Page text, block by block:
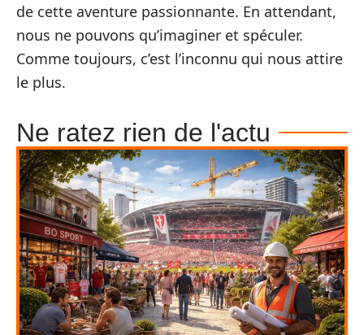
de cette aventure passionnante. En attendant,
nous ne pouvons qu’imaginer et spéculer.
Comme toujours, c’est l’inconnu qui nous attire
le plus.
Ne ratez rien de l'actu